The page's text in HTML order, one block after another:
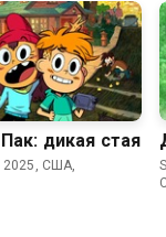
дикая стая
2025, США,